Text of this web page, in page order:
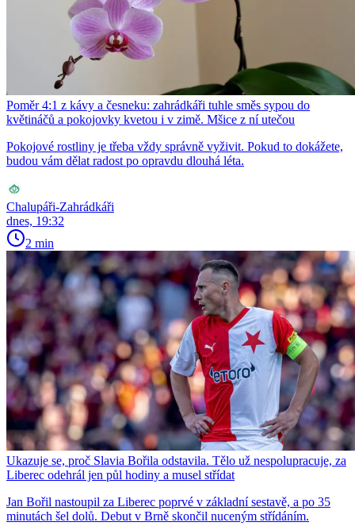
Poměr 4:1 z kávy a česneku: zahrádkáři tuhle směs sypou do
květináčů a pokojovky kvetou i v zimě. Mšice z ní utečou
Pokojové rostliny je třeba vždy správně vyživit. Pokud to dokážete,
budou vám dělat radost po opravdu dlouhá léta.
Chalupáři-Zahrádkáři
dnes, 19:32
2 min
Ukazuje se, proč Slavia Bořila odstavila. Tělo už nespolupracuje, za
Liberec odehrál jen půl hodiny a musel střídat
Jan Bořil nastoupil za Liberec poprvé v základní sestavě, a po 35
minutách šel dolů. Debut v Brně skončil nuceným střídáním.